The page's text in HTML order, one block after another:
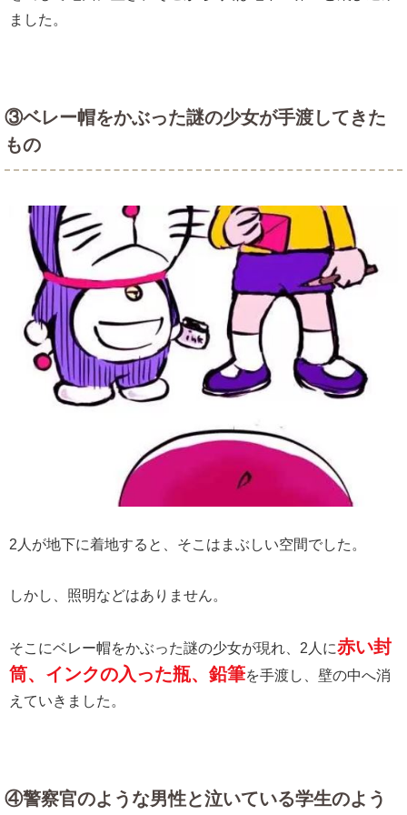
ました。
③ベレー帽をかぶった謎の少女が手渡してきた
もの
2人が地下に着地すると、そこはまぶしい空間でした。
しかし、照明などはありません。
そこにベレー帽をかぶった謎の少女が現れ、2人に赤い封
筒、インクの入った瓶、鉛筆を手渡し、壁の中へ消
えていきました。
④警察官のような男性と泣いている学生のよう